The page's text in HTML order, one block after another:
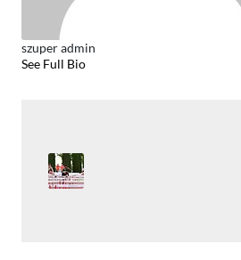
szuper admin
See Full Bio